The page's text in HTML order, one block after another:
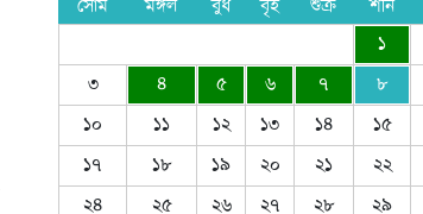
সোম মঙ্গল বুধ বৃহ শুক্র শনি
১
৩
৪ ৫ ৬ ৭ ৮
১০
১১ ১২ ১৩ ১৪ ১৫
১৭
১৮ ১৯ ২০ ২১ ২২
২৪
২৫ ২৬ ২৭ ২৮ ২৯